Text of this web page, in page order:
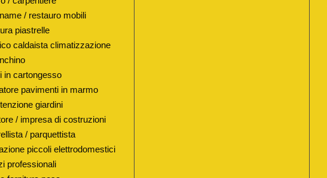
/ restauro mobili
piastrelle
caldaista climatizzazione
in cartongesso
pavimenti in marmo
giardini
/ impresa di costruzioni
/ parquettista
piccoli elettrodomestici
professionali